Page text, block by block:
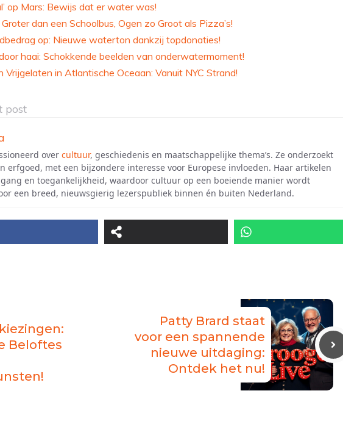
op Mars: Bewijs dat er water was!
dan een Schoolbus, Ogen zo Groot als Pizza’s!
op: Nieuwe waterton dankzij topdonaties!
haai: Schokkende beelden van onderwatermoment!
Vrijgelaten in Atlantische Oceaan: Vanuit NYC Strand!
post
over cultuur, geschiedenis en maatschappelijke thema’s. Ze onderzoekt
erfgoed, met een bijzondere interesse voor Europese invloeden. Haar artikelen
en toegankelijkheid, waardoor cultuur op een boeiende manier wordt
een breed, nieuwsgierig lezerspubliek binnen én buiten Nederland.
Beloftes
Patty Brard staat
voor een spannende
nieuwe uitdaging:
Ontdek het nu!